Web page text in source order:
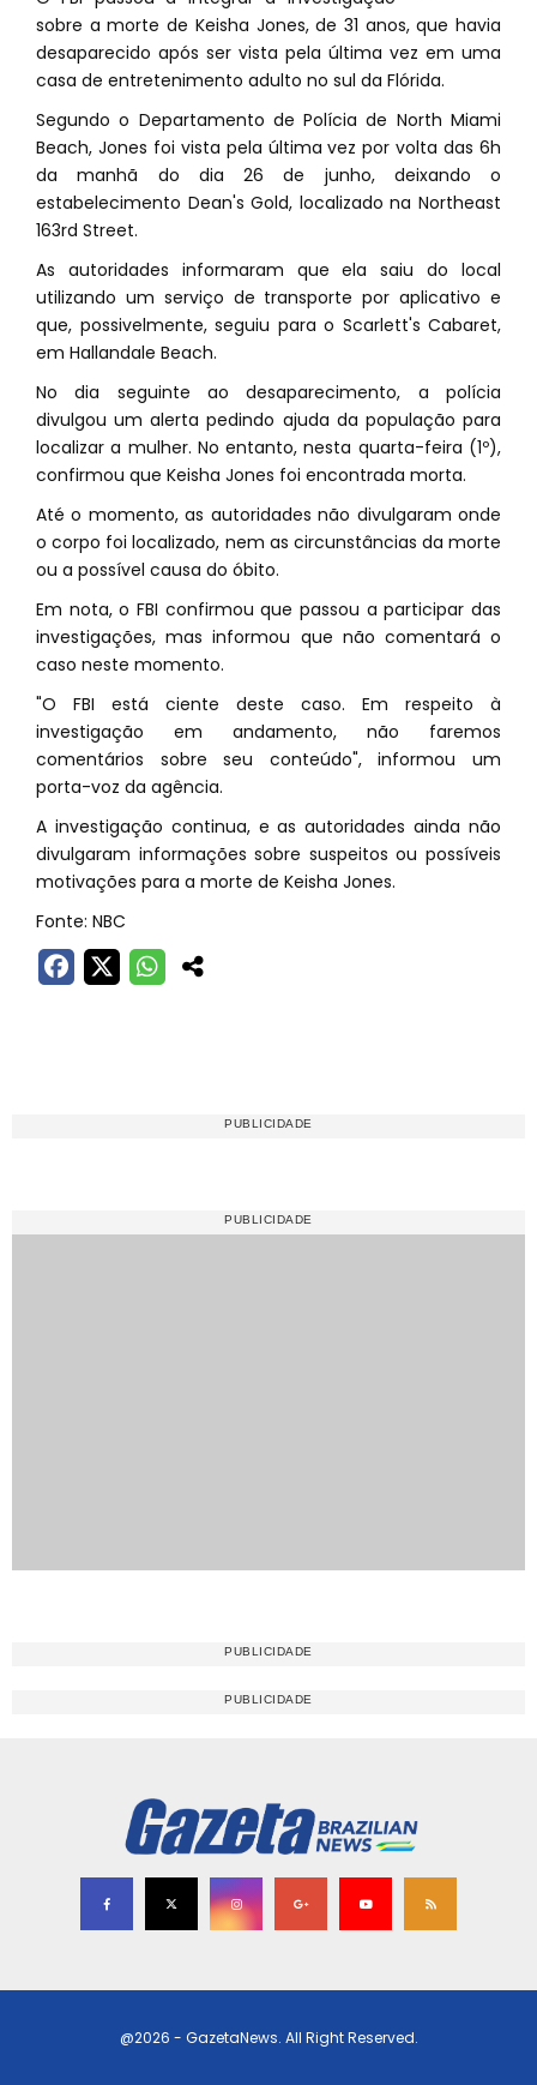
sobre a morte de Keisha Jones, de 31 anos, que havia
desaparecido após ser vista pela última vez em uma
casa de entretenimento adulto no sul da Flórida.
Segundo o Departamento de Polícia de North Miami
Beach, Jones foi vista pela última vez por volta das 6h
da manhã do dia 26 de junho, deixando o
estabelecimento Dean's Gold, localizado na Northeast
163rd Street.
As autoridades informaram que ela saiu do local
utilizando um serviço de transporte por aplicativo e
que, possivelmente, seguiu para o Scarlett's Cabaret,
em Hallandale Beach.
No dia seguinte ao desaparecimento, a polícia
divulgou um alerta pedindo ajuda da população para
localizar a mulher. No entanto, nesta quarta-feira (1º),
confirmou que Keisha Jones foi encontrada morta.
Até o momento, as autoridades não divulgaram onde
o corpo foi localizado, nem as circunstâncias da morte
ou a possível causa do óbito.
Em nota, o FBI confirmou que passou a participar das
investigações, mas informou que não comentará o
caso neste momento.
"O FBI está ciente deste caso. Em respeito à
investigação em andamento, não faremos
comentários sobre seu conteúdo", informou um
porta-voz da agência.
A investigação continua, e as autoridades ainda não
divulgaram informações sobre suspeitos ou possíveis
motivações para a morte de Keisha Jones.
Fonte: NBC
@2026 - GazetaNews. All Right Reserved.